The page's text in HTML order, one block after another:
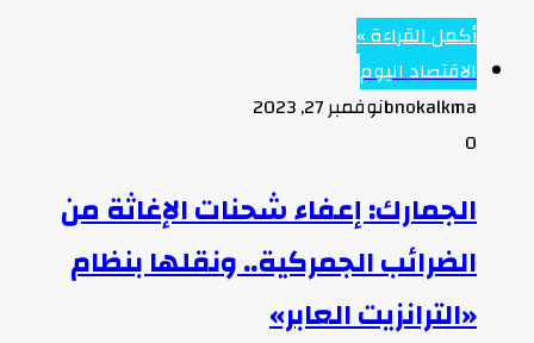
أكمل القراءة »
الاقتصاد اليوم
bnokalkmaنوفمبر 27, 2023
0
الجمارك: إعفاء شحنات الإغاثة من
الضرائب الجمركية.. ونقلها بنظام
«الترانزيت العابر»